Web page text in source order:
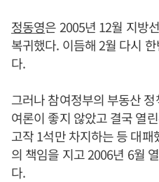
정동영은 2005년 12월 지방
복귀했다. 이듬해 2월 다시
다.
그러나 참여정부의 부동산
여론이 좋지 않았고 결국 열
고작 1석만 차지하는 등 대패
의 책임을 지고 2006년 6월
다.